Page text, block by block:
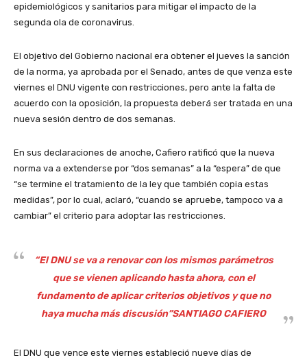
epidemiológicos y sanitarios para mitigar el impacto de la
segunda ola de coronavirus.
El objetivo del Gobierno nacional era obtener el jueves la sanción
de la norma, ya aprobada por el Senado, antes de que venza este
viernes el DNU vigente con restricciones, pero ante la falta de
acuerdo con la oposición, la propuesta deberá ser tratada en una
nueva sesión dentro de dos semanas.
En sus declaraciones de anoche, Cafiero ratificó que la nueva
norma va a extenderse por “dos semanas” a la “espera” de que
“se termine el tratamiento de la ley que también copia estas
medidas”, por lo cual, aclaró, “cuando se apruebe, tampoco va a
cambiar” el criterio para adoptar las restricciones.
“El DNU se va a renovar con los mismos parámetros
que se vienen aplicando hasta ahora, con el
fundamento de aplicar criterios objetivos y que no
haya mucha más discusión”SANTIAGO CAFIERO
El DNU que vence este viernes estableció nueve días de